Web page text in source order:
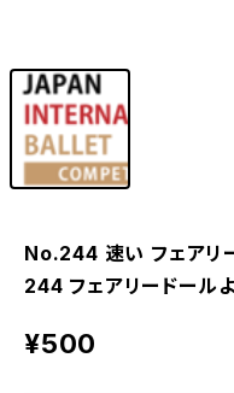
No.244 速い フェアリ
244 フェアリードール
¥500